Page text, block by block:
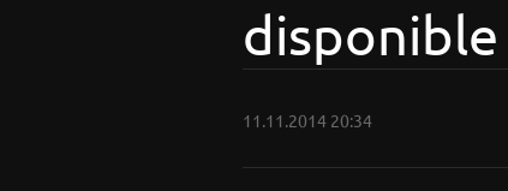
disponible
11.11.2014 20:34